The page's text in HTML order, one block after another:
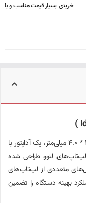
متشکرم
شارژر لپ‌تاپ لنوو 20 ولت 2.25 آمپر با سوکت 1.7 * 4.0 میلی‌متر، یک آداپتور با
لنوو طراحی شده
45 وات، برای مدل‌های متعددی از لپ‌تاپ‌های
بهینه دستگاه را تضمین